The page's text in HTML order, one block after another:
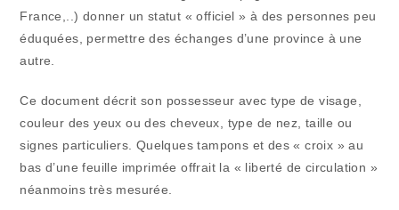
France,..) donner un statut « officiel » à des personnes peu
éduquées, permettre des échanges d’une province à une
autre.
Ce document décrit son possesseur avec type de visage,
couleur des yeux ou des cheveux, type de nez, taille ou
signes particuliers. Quelques tampons et des « croix » au
bas d’une feuille imprimée offrait la « liberté de circulation »
néanmoins très mesurée.